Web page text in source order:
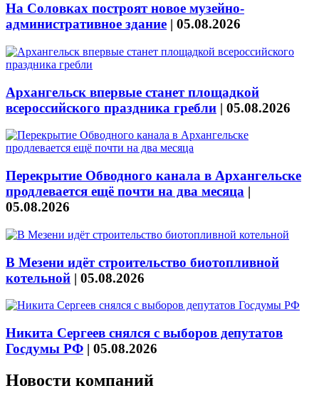
На Соловках построят новое музейно-
административное здание | 05.08.2026
Архангельск впервые станет площадкой
всероссийского праздника гребли | 05.08.2026
Перекрытие Обводного канала в Архангельске
продлевается ещё почти на два месяца |
05.08.2026
В Мезени идёт строительство биотопливной
котельной | 05.08.2026
Никита Сергеев снялся с выборов депутатов
Госдумы РФ | 05.08.2026
Новости компаний